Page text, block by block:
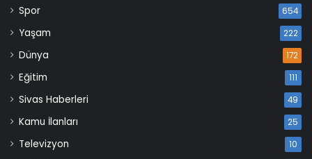
Spor 654
Yaşam 222
Dünya 172
Eğitim 111
Sivas Haberleri 49
Kamu İlanları 25
Televizyon 10